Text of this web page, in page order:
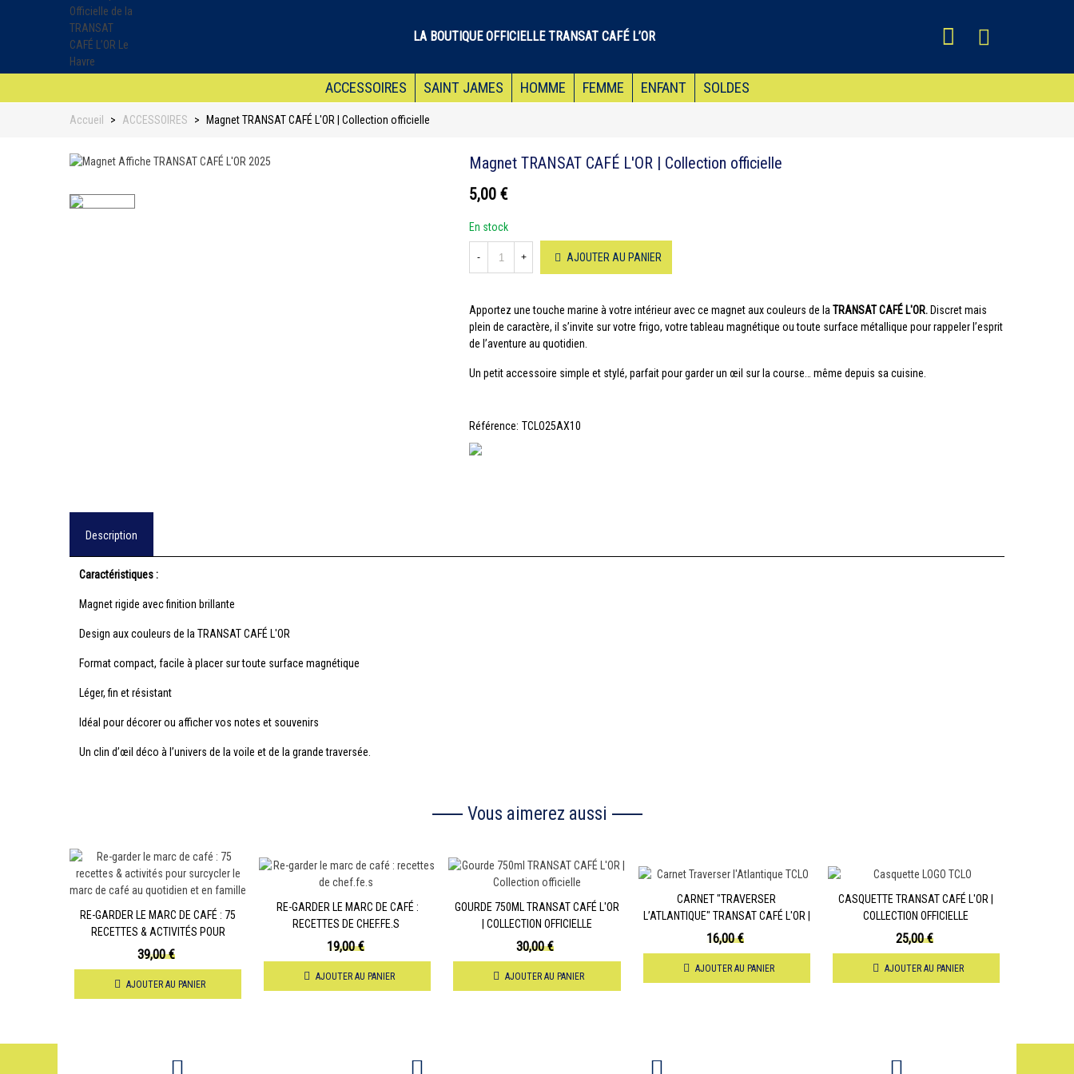
LA BOUTIQUE OFFICIELLE TRANSAT CAFÉ L’OR
ACCESSOIRES SAINT JAMES HOMME FEMME ENFANT SOLDES
Accueil > ACCESSOIRES > Magnet TRANSAT CAFÉ L'OR | Collection officielle
Magnet TRANSAT CAFÉ L'OR | Collection officielle
5,00 €
En stock
- + AJOUTER AU PANIER
Apportez une touche marine à votre intérieur avec ce magnet aux couleurs de laTRANSAT CAFÉ L'OR. Discret mais
plein de caractère, il s’invite sur votre frigo, votre tableau magnétique ou toute surface métallique pour rappeler l’esprit
de l’aventure au quotidien.
Un petit accessoire simple et stylé, parfait pour garder un œil sur la course… même depuis sa cuisine.
Référence: TCLO25AX10
Description
Caractéristiques :
Magnet rigide avec finition brillante
Design aux couleurs de la TRANSAT CAFÉ L'OR
Format compact, facile à placer sur toute surface magnétique
Léger, fin et résistant
Idéal pour décorer ou afficher vos notes et souvenirs
Un clin d’œil déco à l’univers de la voile et de la grande traversée.
Vous aimerez aussi
RE-GARDER LE MARC DE CAFÉ : 75
RECETTES & ACTIVITÉS POUR
SURCYCLER LE MARC DE CAFÉ AU
39,00 €
AJOUTER AU PANIER
RE-GARDER LE MARC DE CAFÉ :
RECETTES DE CHEF.FE.S
19,00 €
AJOUTER AU PANIER
GOURDE 750ML TRANSAT CAFÉ L'OR
| COLLECTION OFFICIELLE
30,00 €
AJOUTER AU PANIER
CARNET "TRAVERSER
L’ATLANTIQUE" TRANSAT CAFÉ L'OR |
COLLECTION OFFICIELLE
16,00 €
AJOUTER AU PANIER
CASQUETTE TRANSAT CAFÉ L'OR |
COLLECTION OFFICIELLE
25,00 €
AJOUTER AU PANIER